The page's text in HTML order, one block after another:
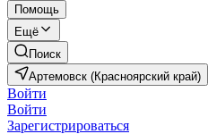
Помощь
Ещё
Поиск
Артемовск (Красноярский край)
Войти
Войти
Зарегистрироваться